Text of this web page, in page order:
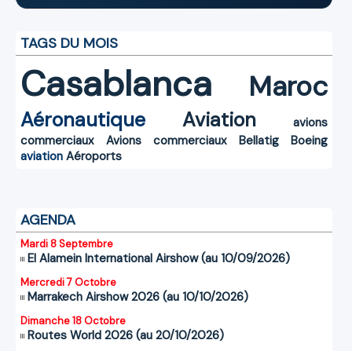
TAGS DU MOIS
Casablanca Maroc
Aéronautique Aviation
avions
commerciaux
Avions commerciaux Bellatig
Boeing
aviation Aéroports
AGENDA
Mardi 8 Septembre
El Alamein International Airshow (au 10/09/2026)
Mercredi 7 Octobre
Marrakech Airshow 2026 (au 10/10/2026)
Dimanche 18 Octobre
Routes World 2026 (au 20/10/2026)